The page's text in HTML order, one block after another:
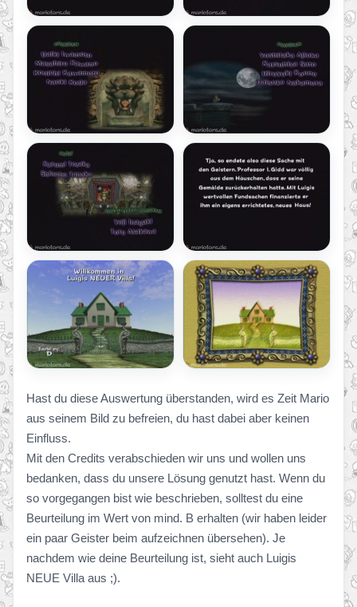
Hast du diese Auswertung überstanden, wird es Zeit Mario
aus seinem Bild zu befreien, du hast dabei aber keinen
Einfluss.
Mit den Credits verabschieden wir uns und wollen uns
bedanken, dass du unsere Lösung genutzt hast. Wenn du
so vorgegangen bist wie beschrieben, solltest du eine
Beurteilung im Wert von mind. B erhalten (wir haben leider
ein paar Geister beim aufzeichnen übersehen). Je
nachdem wie deine Beurteilung ist, sieht auch Luigis
NEUE Villa aus ;).